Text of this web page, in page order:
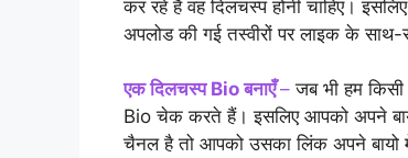
कर रहे हैं वह दिलचस्प होनी चाहिए।
अपलोड की गई तस्वीरों पर लाइक के
एक दिलचस्प Bio बनाएँ– जब भी हम
Bio चेक करते हैं। इसलिए आपको अपने
चैनल है तो आपको उसका लिंक अपने बायो